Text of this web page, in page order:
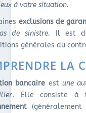
à votre situation.
exclusions de
de sinistre.
Il est
générales du
LA
bancaire est une
. Elle consiste